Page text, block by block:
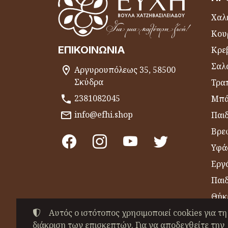
ΕΠΙΚΟΙΝΩΝΊΑ
Αργυρουπόλεως 35, 58500
Σκύδρα
2381082045
info@efhi.shop
Αυτός ο ιστότοπος χρησιμοποιεί cookies για τη
διάκριση των επισκεπτών. Για να αποδεχθείτε την